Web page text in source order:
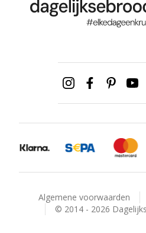
Algemene voorwaarden
© 2014 - 2026